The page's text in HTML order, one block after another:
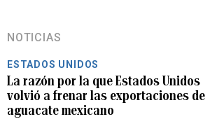
NOTICIAS
ESTADOS UNIDOS
La razón por la que Estados Unidos
volvió a frenar las exportaciones de
aguacate mexicano